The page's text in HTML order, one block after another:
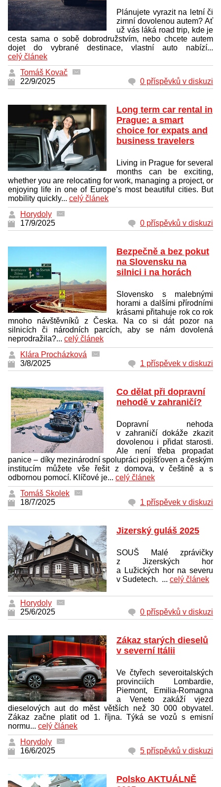
Plánujete vyrazit na letní či
zimní dovolenou autem? Ať
už vás láká road trip, kde je
cesta sama o sobě dobrodružstvím, nebo chcete autem
dojet do vybrané destinace, vlastní auto nabízí...
celý článek
Tomáš Kovač
22/9/2025
0 příspěvků v diskuzi
Long term car rental in
Prague: a smart
choice for expats and
business travelers
Living in Prague for several
months can be exciting,
whether you are relocating for work, managing a project, or
enjoying life in one of Europe’s most beautiful cities. But
mobility quickly... celý článek
Horydoly
17/9/2025
0 příspěvků v diskuzi
Bezpečně a bez pokut
na Slovensku na
silnici i na horách
Slovensko s malebnými
horami a dalšími přírodními
krásami přitahuje rok co rok
mnoho návštěvníků z Česka. Na co si dát pozor na
silnicích či národních parcích, aby se nám dovolená
neprodražila?... celý článek
Klára Procházková
3/8/2025
1 příspěvek v diskuzi
Co dělat při dopravní
nehodě v zahraničí?
Dopravní nehoda
v zahraničí dokáže zkazit
dovolenou i přidat starosti.
Ale není třeba propadat
panice – díky mezinárodní spolupráci pojišťoven a českým
institucím můžete vše řešit z domova, v češtině a s
odbornou pomocí. Klíčové je... celý článek
Tomáš Skolek
18/7/2025
1 příspěvek v diskuzi
Jizerský guláš 2025
SOUŠ Malé zprávičky
z Jizerských hor
a Lužických hor na severu
v Sudetech. ... celý článek
Horydoly
25/6/2025
0 příspěvků v diskuzi
Zákaz starých dieselů
v severní Itálii
Ve čtyřech severoitalských
provinciích Lombardie,
Piemont, Emilia-Romagna
a Veneto zakáží vjezd
dieselových aut do měst větších než 30 000 obyvatel.
Zákaz začne platit od 1. října. Týká se vozů s emisní
normu... celý článek
Horydoly
16/6/2025
5 příspěvků v diskuzi
Polsko AKTUÁLNĚ